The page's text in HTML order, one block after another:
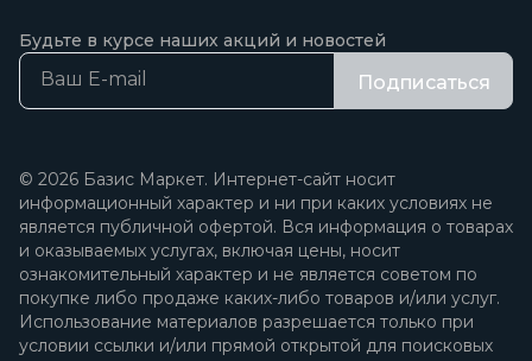
Будьте в курсе наших акций и новостей
Подписаться
© 2026 Базис Маркет. Интернет-сайт носит
информационный характер и ни при каких условиях не
является публичной офертой. Вся информация о товарах
и оказываемых услугах, включая цены, носит
ознакомительный характер и не является советом по
покупке либо продаже каких-либо товаров и/или услуг.
Использование материалов разрешается только при
условии ссылки и/или прямой открытой для поисковых